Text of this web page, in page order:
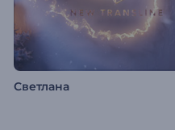
Светлана